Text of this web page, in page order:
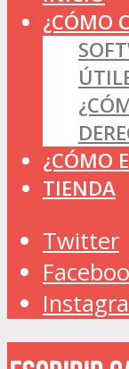
¿CÓMO
¿CÓMO
TIENDA
Twitter